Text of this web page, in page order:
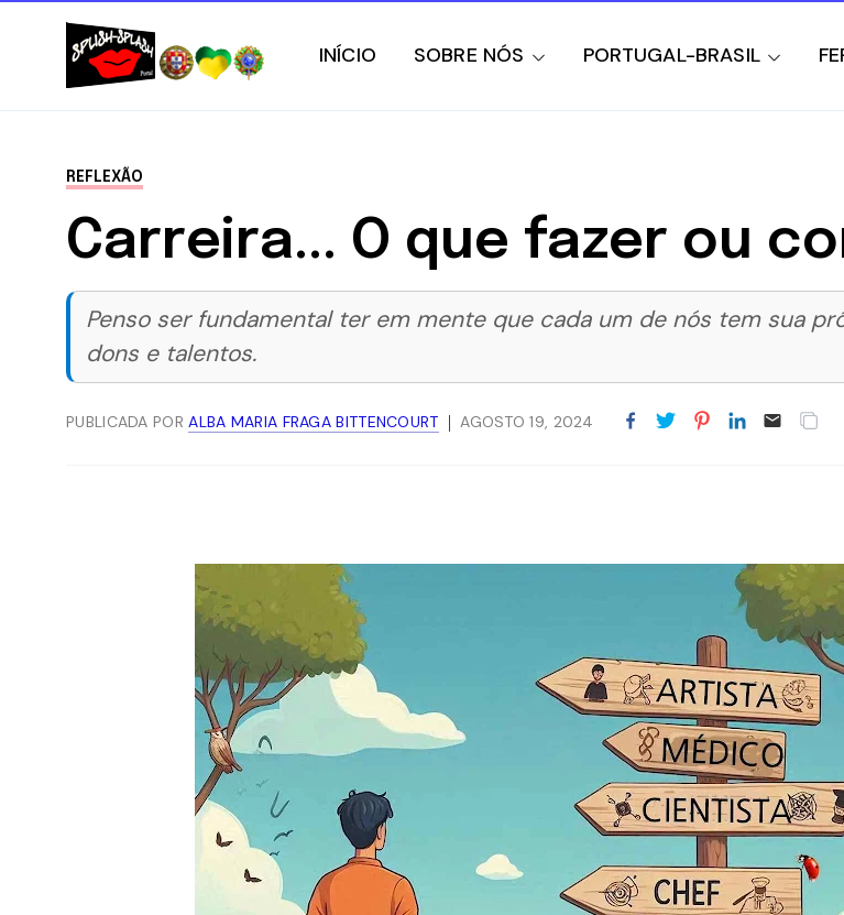
INÍCIO SOBRE NÓS PORTUGAL-BRASIL
REFLEXÃO
Carreira... O que fazer ou
Penso ser fundamental ter em mente que cada um de nós tem sua
dons e talentos.
PUBLICADA PORALBA MARIA FRAGA BITTENCOURT AGOSTO 19, 2024